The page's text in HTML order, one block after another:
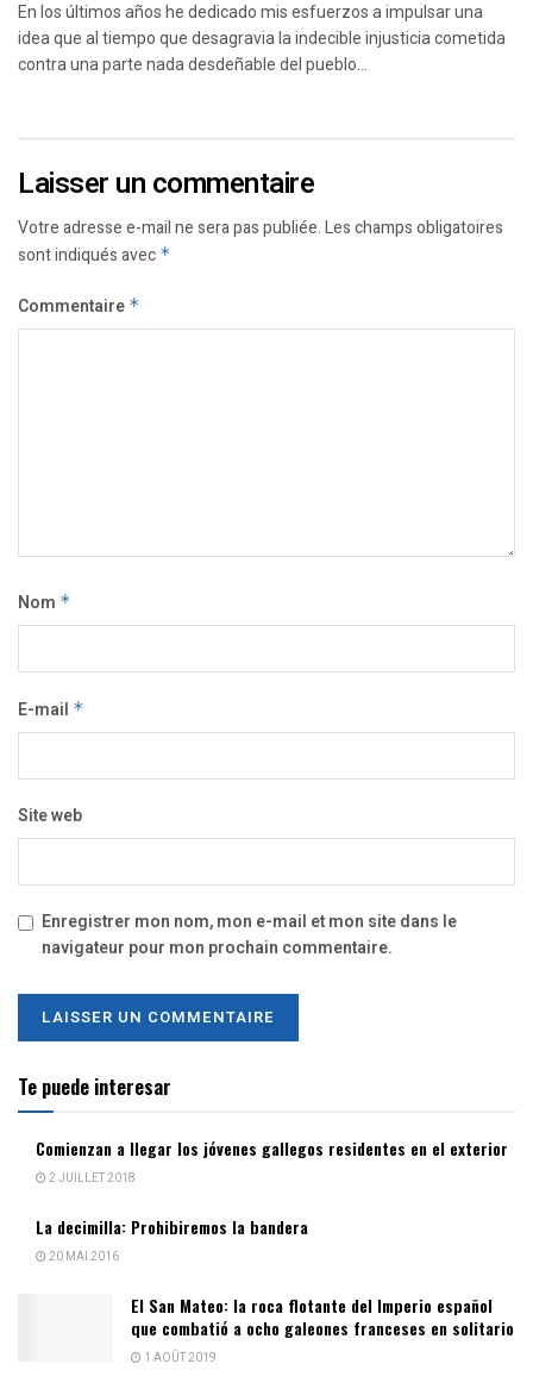
En los últimos años he dedicado mis esfuerzos a impulsar una
idea que al tiempo que desagravia la indecible injusticia cometida
contra una parte nada desdeñable del pueblo...
Laisser un commentaire
Votre adresse e-mail ne sera pas publiée.Les champs obligatoires
sont indiqués avec *
Commentaire *
Nom *
E-mail *
Site web
Enregistrer mon nom, mon e-mail et mon site dans le
navigateur pour mon prochain commentaire.
Te puede interesar
Comienzan a llegar los jóvenes gallegos residentes en el exterior
2 JUILLET 2018
La decimilla: Prohibiremos la bandera
20 MAI 2016
El San Mateo: la roca flotante del Imperio español
que combatió a ocho galeones franceses en solitario
1 AOÛT 2019